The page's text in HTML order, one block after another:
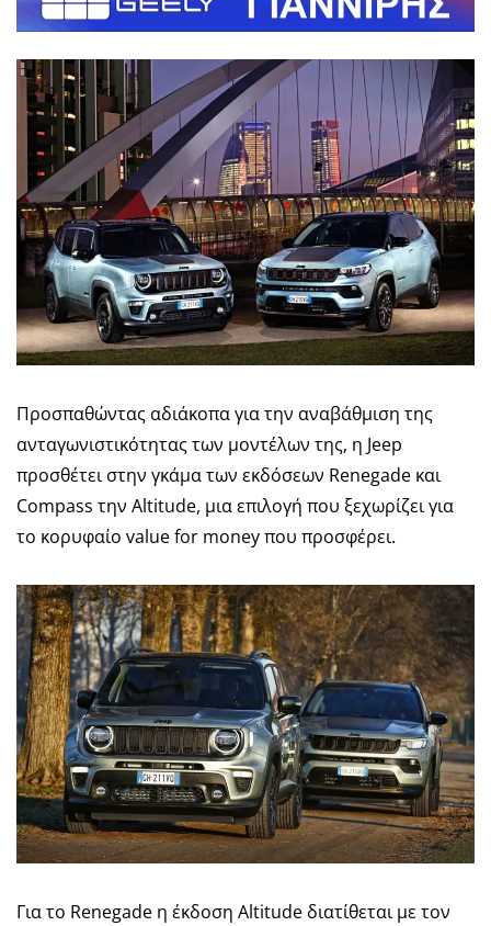
Προσπαθώντας αδιάκοπα για την αναβάθμιση της
ανταγωνιστικότητας των μοντέλων της, η Jeep
προσθέτει στην γκάμα των εκδόσεων Renegade και
Compass την Altitude, μια επιλογή που ξεχωρίζει για
το κορυφαίο value for money που προσφέρει.
Για το Renegade η έκδοση Altitude διατίθεται με τον